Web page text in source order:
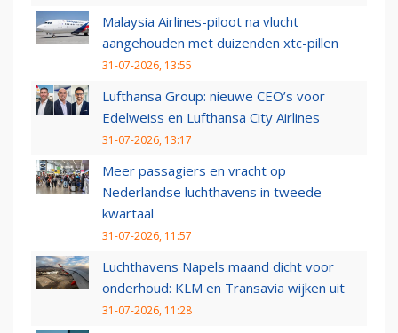
Malaysia Airlines-piloot na vlucht
aangehouden met duizenden xtc-pillen
31-07-2026, 13:55
Lufthansa Group: nieuwe CEO’s voor
Edelweiss en Lufthansa City Airlines
31-07-2026, 13:17
Meer passagiers en vracht op
Nederlandse luchthavens in tweede
kwartaal
31-07-2026, 11:57
Luchthavens Napels maand dicht voor
onderhoud: KLM en Transavia wijken uit
31-07-2026, 11:28